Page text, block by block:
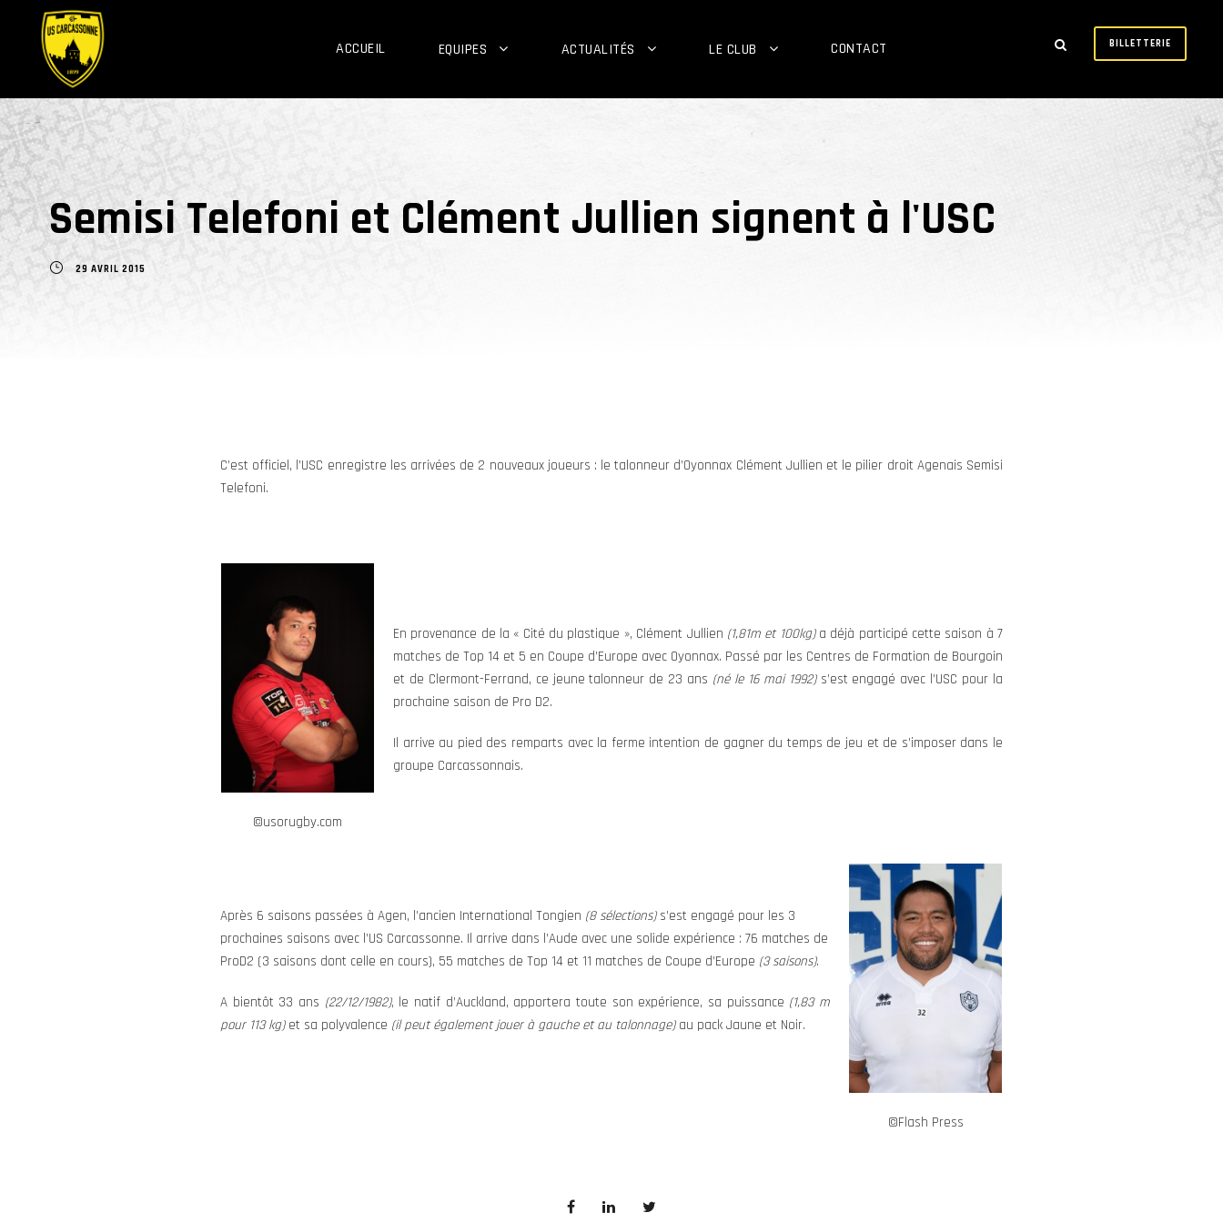
ACCUEIL EQUIPES ACTUALITÉS LE CLUB CONTACT BILLETTERIE
Semisi Telefoni et Clément Jullien signent à l'USC
29 AVRIL 2015
C’est officiel, l’USC enregistre les arrivées de 2 nouveaux joueurs : le talonneur d’Oyonnax Clément Jullien et le pilier droit Agenais Semisi
Telefoni.
©usorugby.com
En provenance de la « Cité du plastique », Clément Jullien (1,81m et 100kg)a déjà participé cette saison à 7
matches de Top 14 et 5 en Coupe d’Europe avec Oyonnax. Passé par les Centres de Formation de Bourgoin
et de Clermont-Ferrand, ce jeune talonneur de 23 ans (né le 16 mai 1992)s’est engagé avec l’USC pour la
prochaine saison de Pro D2.
Il arrive au pied des remparts avec la ferme intention de gagner du temps de jeu et de s’imposer dans le
groupe Carcassonnais.
©Flash Press
Après 6 saisons passées à Agen, l’ancien International Tongien (8 sélections)s’est engagé pour les 3
prochaines saisons avec l’US Carcassonne. Il arrive dans l’Aude avec une solide expérience : 76 matches de
ProD2 (3 saisons dont celle en cours), 55 matches de Top 14 et 11 matches de Coupe d’Europe (3 saisons).
A bientôt 33 ans (22/12/1982), le natif d’Auckland, apportera toute son expérience, sa puissance (1,83 m
pour 113 kg)et sa polyvalence (il peut également jouer à gauche et au talonnage)au pack Jaune et Noir.